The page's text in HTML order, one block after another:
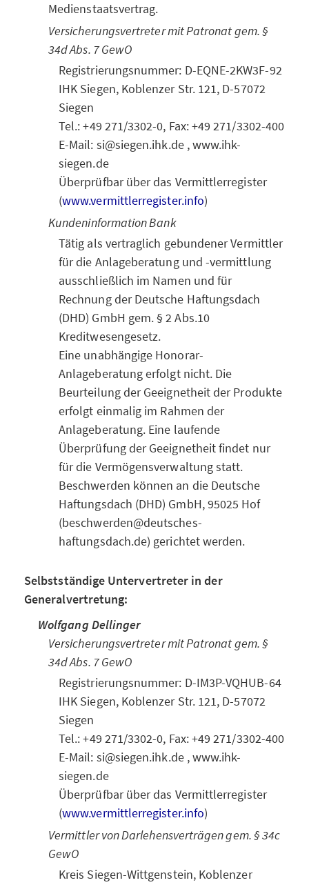
Medienstaatsvertrag.
Versicherungsvertreter mit Patronat gem. §
34d Abs. 7 GewO
Registrierungsnummer: D-EQNE-2KW3F-92
IHK Siegen, Koblenzer Str. 121, D-57072
Siegen
Tel.: +49 271/3302-0, Fax: +49 271/3302-400
E-Mail: si@siegen.ihk.de , www.ihk-
siegen.de
Überprüfbar über das Vermittlerregister
(www.vermittlerregister.info)
Kundeninformation Bank
Tätig als vertraglich gebundener Vermittler
für die Anlageberatung und -vermittlung
ausschließlich im Namen und für
Rechnung der Deutsche Haftungsdach
(DHD) GmbH gem. § 2 Abs.10
Kreditwesengesetz.
Eine unabhängige Honorar-
Anlageberatung erfolgt nicht. Die
Beurteilung der Geeignetheit der Produkte
erfolgt einmalig im Rahmen der
Anlageberatung. Eine laufende
Überprüfung der Geeignetheit findet nur
für die Vermögensverwaltung statt.
Beschwerden können an die Deutsche
Haftungsdach (DHD) GmbH, 95025 Hof
(beschwerden@deutsches-
haftungsdach.de) gerichtet werden.
Selbstständige Untervertreter in der
Generalvertretung:
Wolfgang Dellinger
Versicherungsvertreter mit Patronat gem. §
34d Abs. 7 GewO
Registrierungsnummer: D-IM3P-VQHUB-64
IHK Siegen, Koblenzer Str. 121, D-57072
Siegen
Tel.: +49 271/3302-0, Fax: +49 271/3302-400
E-Mail: si@siegen.ihk.de , www.ihk-
siegen.de
Überprüfbar über das Vermittlerregister
(www.vermittlerregister.info)
Vermittler von Darlehensverträgen gem. § 34c
GewO
Kreis Siegen-Wittgenstein, Koblenzer